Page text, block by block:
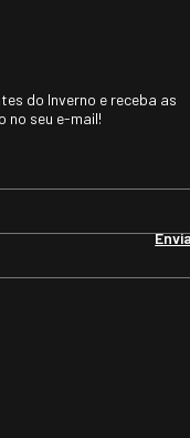
do Inverno e receba as
no seu e-mail!